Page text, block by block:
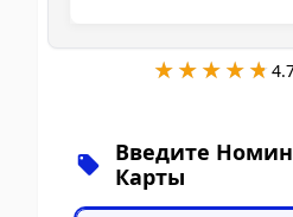
★★★★★
★★★★★
Введите
Карты